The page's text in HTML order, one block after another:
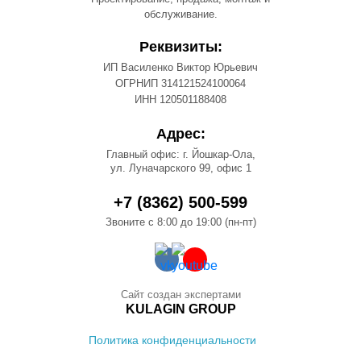
обслуживание.
Реквизиты:
ИП Василенко Виктор Юрьевич
ОГРНИП 314121524100064
ИНН 120501188408
Адрес:
Главный офис: г. Йошкар-Ола,
ул. Луначарского 99, офис 1
+7 (8362) 500-599
Звоните с 8:00 до 19:00 (пн-пт)
Политика конфиденциальности
Сайт создан экспертами
KULAGIN GROUP